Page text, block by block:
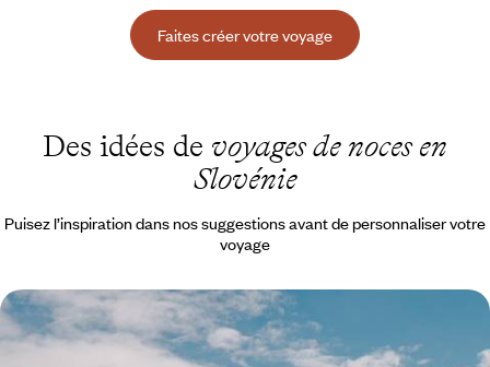
Faites créer votre voyage
Des idées de voyages de noces en
Slovénie
Puisez l’inspiration dans nos suggestions avant de personnaliser votre
voyage
Des vignes, des vagues et des montagnes - La
Slovénie nature et en belles adresses